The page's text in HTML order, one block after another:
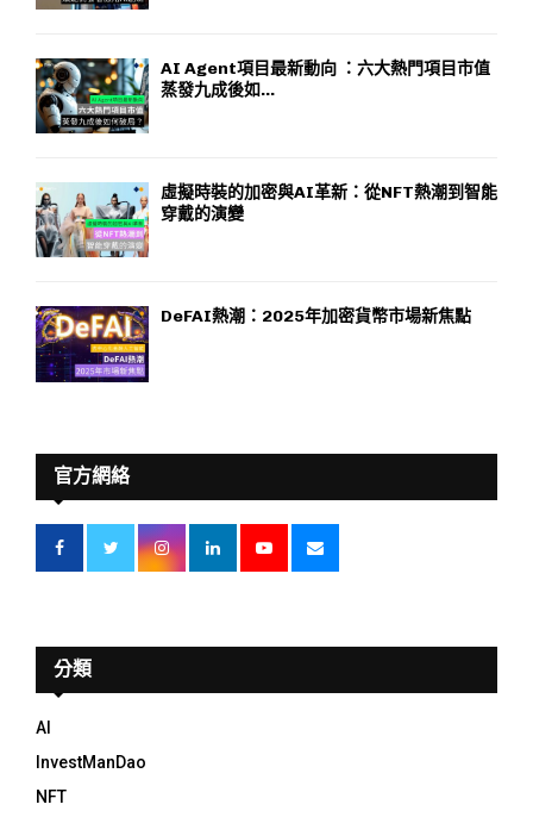
AI Agent項目最新動向 ：六大熱門項目市值
蒸發九成後如...
虛擬時裝的加密與AI革新：從NFT熱潮到智能
穿戴的演變
DeFAI熱潮：2025年加密貨幣市場新焦點
官方網絡
分類
AI
InvestManDao
NFT